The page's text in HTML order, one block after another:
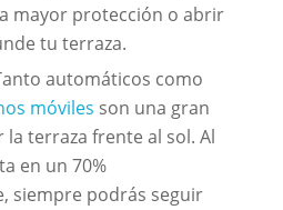
mayor protección o abrir
tu terraza.
automáticos como
móviles son una gran
terraza frente al sol. Al
en un 70%
siempre podrás seguir